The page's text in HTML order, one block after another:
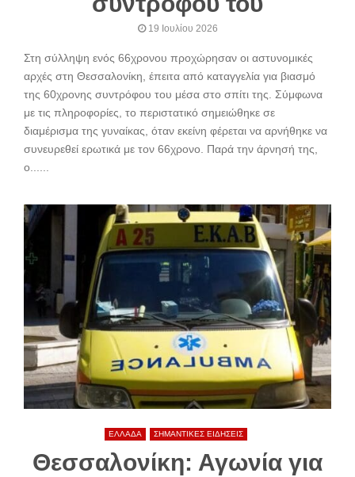
19 Ιουλίου 2026
Στη σύλληψη ενός 66χρονου προχώρησαν οι αστυνομικές
αρχές στη Θεσσαλονίκη, έπειτα από καταγγελία για βιασμό
της 60χρονης συντρόφου του μέσα στο σπίτι της. Σύμφωνα
με τις πληροφορίες, το περιστατικό σημειώθηκε σε
διαμέρισμα της γυναίκας, όταν εκείνη φέρεται να αρνήθηκε να
συνευρεθεί ερωτικά με τον 66χρονο. Παρά την άρνησή της,
ο......
ΕΛΛΑΔΑ ΣΗΜΑΝΤΙΚΕΣ ΕΙΔΗΣΕΙΣ
Θεσσαλονίκη: Αγωνία για